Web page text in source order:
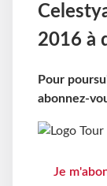
2016 à
Pour
abonnez-
Je